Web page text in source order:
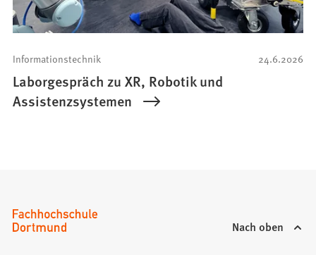
24.6.2026
Informationstechnik
Laborgespräch zu XR, Robotik und
Assistenzsystemen
Nach oben